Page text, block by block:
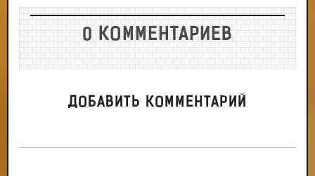
0 КОММЕНТАРИЕВ
ДОБАВИТЬ КОММЕНТАРИЙ